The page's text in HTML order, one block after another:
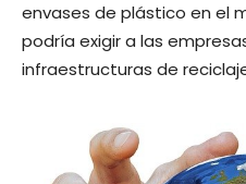
envases de plástico en el
podría exigir a las
infraestructuras de